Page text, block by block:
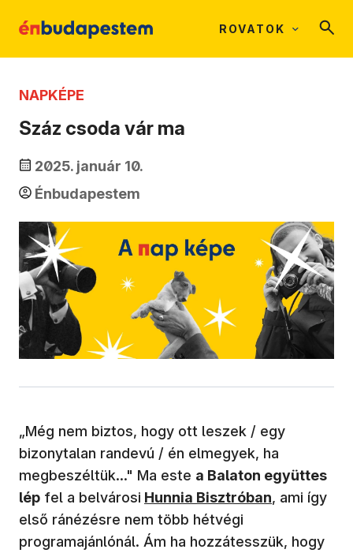
ROVATOK
NAPKÉPE
Száz csoda vár ma
2025. január 10.
Énbudapestem
„Még nem biztos, hogy ott leszek / egy
bizonytalan randevú / én elmegyek, ha
megbeszéltük..." Ma este a Balaton együttes
lép fel a belvárosi Hunnia Bisztróban, ami így
első ránézésre nem több hétvégi
programajánlónál. Ám ha hozzátesszük, hogy